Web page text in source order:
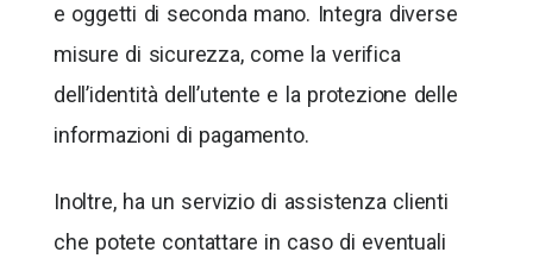
e oggetti di seconda mano. Integra diverse
misure di sicurezza, come la verifica
dell’identità dell’utente e la protezione delle
informazioni di pagamento.
Inoltre, ha un servizio di assistenza clienti
che potete contattare in caso di eventuali